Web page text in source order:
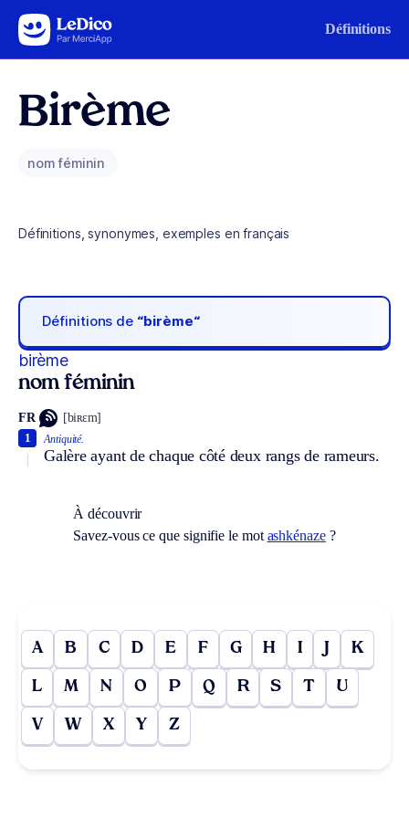
Aller au contenu Définitions
Birème
nom féminin
Définitions, synonymes, exemples en français
Définitions de “birème“
birème
nom féminin
FR [biʀɛm]
Antiquité.
Galère ayant de chaque côté deux rangs de rameurs.
1
À découvrir
Savez-vous ce que signifie le mot ashkénaze?
A B C D E F G H I J K
L M N O P Q R S T U
V W X Y Z